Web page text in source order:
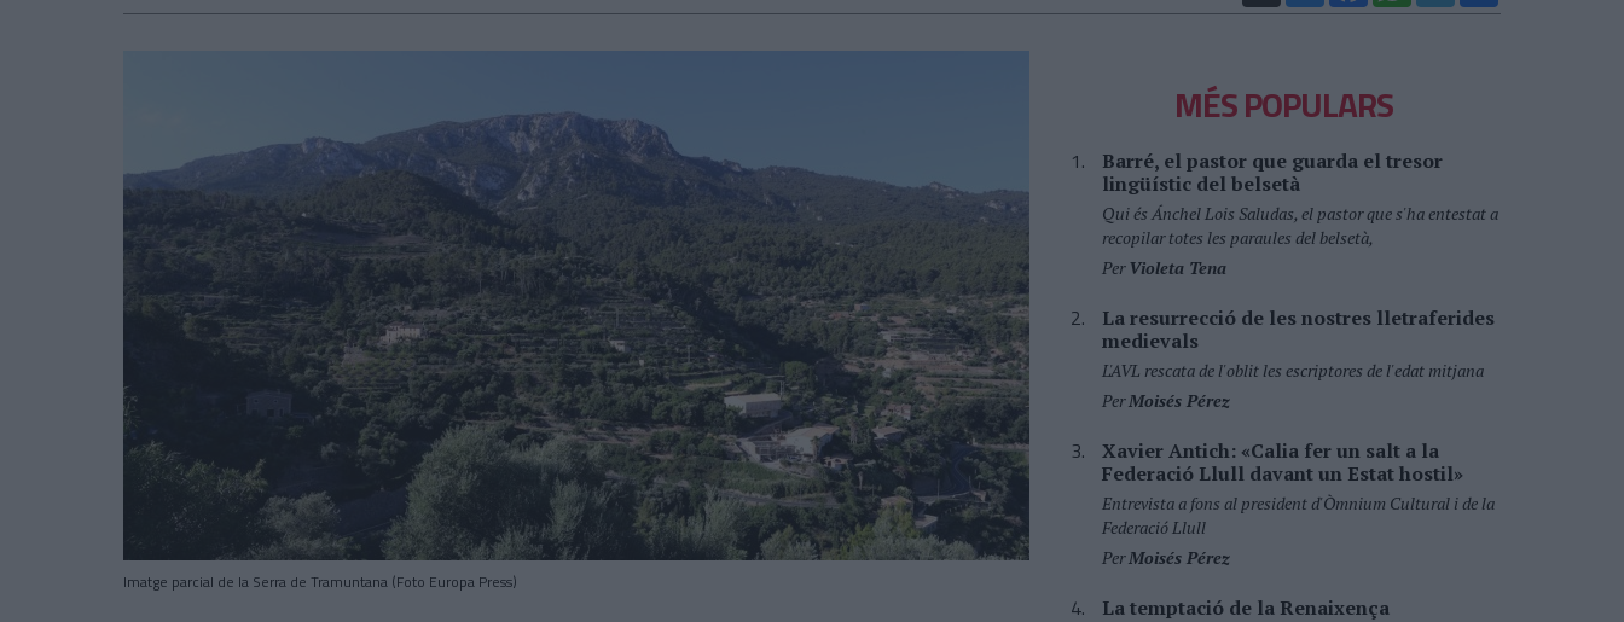
Imatge parcial de la Serra de Tramuntana (Foto Europa Press)
MÉS POPULARS
Barré, el pastor que guarda el tresor
lingüístic del belsetà
Qui és Ánchel Lois Saludas, el pastor que s'ha entestat a
recopilar totes les paraules del belsetà,
PerVioleta Tena
La resurrecció de les nostres lletraferides
medievals
L'AVL rescata de l'oblit les escriptores de l'edat mitjana
PerMoisés Pérez
Xavier Antich: «Calia fer un salt a la
Federació Llull davant un Estat hostil»
Entrevista a fons al president d'Òmnium Cultural i de la
Federació Llull
PerMoisés Pérez
La temptació de la Renaixença